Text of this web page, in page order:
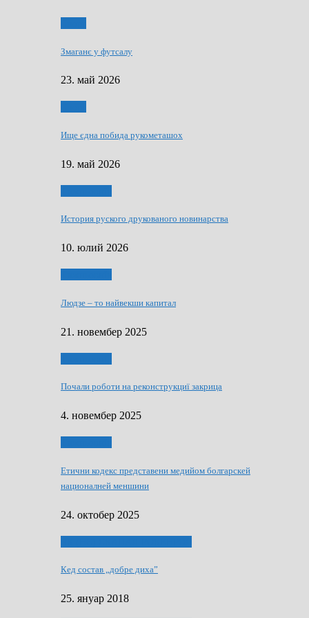
Змаганє у футсалу
23. май 2026
Ище єдна побида рукометашох
19. май 2026
История руского друкованого новинарства
10. юлий 2026
Людзе – то найвекши капитал
21. новембер 2025
Почали роботи на реконструкциї закрица
4. новембер 2025
Етични кодекс представени медийом болгарскей
националней меншини
24. октобер 2025
Кед состав „добре диха”
25. януар 2018